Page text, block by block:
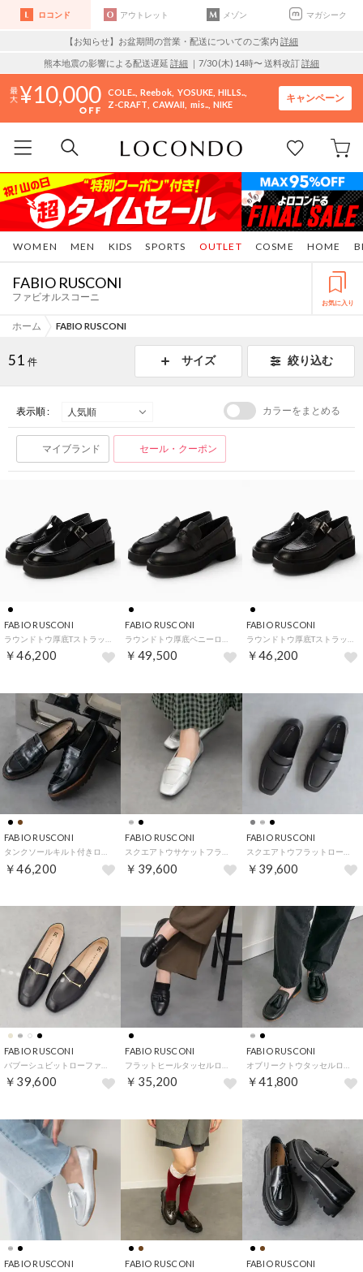
ロコンド アウトレット メゾン マガシーク
【お知らせ】お盆期間の営業・配送についてのご案内 詳細
熊本地震の影響による配送遅延 詳細 ｜7/30 (木) 14時〜 送料改訂詳細
10,000 COLE.. Reebok YOSUKE HILLS..
Z-CRAFT CAWAII mis.. NIKE
キャンペーン
WOMEN MEN KIDS SPORTS COSME HOME
OUTLET
FABIO RUSCONI
ファビオルスコーニ お気に入り
ホーム FABIO RUSCONI
51 件 サイズ 絞り込む
表示順 : カラーをまとめる
マイブランド セール・クーポン
FABIO RUSCONI
￥46,200
FABIO RUSCONI
￥49,500
FABIO RUSCONI
￥46,200
FABIO RUSCONI
￥46,200
FABIO RUSCONI
￥39,600
FABIO RUSCONI
￥39,600
FABIO RUSCONI
￥39,600
FABIO RUSCONI
￥35,200
FABIO RUSCONI
￥41,800
FABIO RUSCONI FABIO RUSCONI FABIO RUSCONI